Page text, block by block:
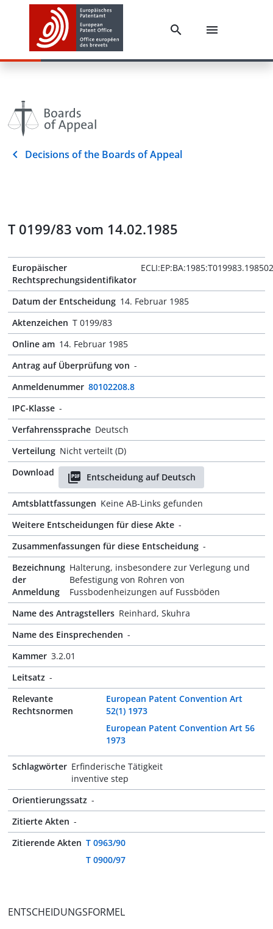
Decisions of the Boards of Appeal
T 0199/83 vom 14.02.1985
Europäischer
Rechtsprechungsidentifikator
Datum der Entscheidung 14. Februar 1985
Aktenzeichen T 0199/83
Online am 14. Februar 1985
Antrag auf Überprüfung von -
Anmeldenummer 80102208.8
IPC-Klasse -
Verfahrenssprache Deutsch
Verteilung Nicht verteilt (D)
Download
Entscheidung auf Deutsch
Amtsblattfassungen Keine AB-Links gefunden
Weitere Entscheidungen für diese Akte -
Zusammenfassungen für diese Entscheidung -
Bezeichnung
der
Anmeldung
Halterung, insbesondere zur Verlegung und
Befestigung von Rohren von
Fussbodenheizungen auf Fussböden
Name des Antragstellers Reinhard, Skuhra
Name des Einsprechenden -
Kammer 3.2.01
Leitsatz -
Relevante
Rechtsnormen
European Patent Convention Art
52(1) 1973
European Patent Convention Art 56
1973
Schlagwörter Erfinderische Tätigkeit
inventive step
Orientierungssatz -
Zitierte Akten -
Zitierende Akten T 0963/90
T 0900/97
ENTSCHEIDUNGSFORMEL